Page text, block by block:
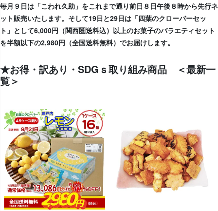
毎月９日は「こわれ久助」をこれまで通り前日８日午後８時から先行ネ
ット販売いたします。そして19日と29日は「四葉のクローバーセッ
ト」として6,000円（関西圏送料込）以上のお菓子のバラエティセット
を半額以下の2,980円（全国送料無料）でお届けします。
★お得・訳あり・SDGｓ取り組み商品 ＜最新一
覧＞